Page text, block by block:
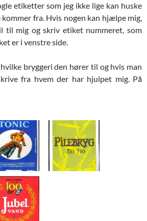
etiketter som jeg ikke lige kan huske
fra. Hvis nogen kan hjælpe mig,
til mig og skriv etiket nummeret, som
er i venstre side.
bryggeri den hører til og hvis man
fra hvem der har hjulpet mig. På